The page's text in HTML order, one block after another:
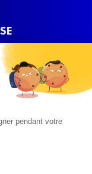
pendant votre